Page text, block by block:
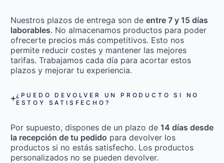
Nuestros plazos de entrega son de entre 7 y 15 días
laborables. No almacenamos productos para poder
ofrecerte precios más competitivos. Esto nos
permite reducir costes y mantener las mejores
tarifas. Trabajamos cada día para acortar estos
plazos y mejorar tu experiencia.
¿PUEDO DEVOLVER UN PRODUCTO SI NO
ESTOY SATISFECHO?
Por supuesto, dispones de un plazo de 14 días desde
la recepción de tu pedido para devolver los
productos si no estás satisfecho. Los productos
personalizados no se pueden devolver.